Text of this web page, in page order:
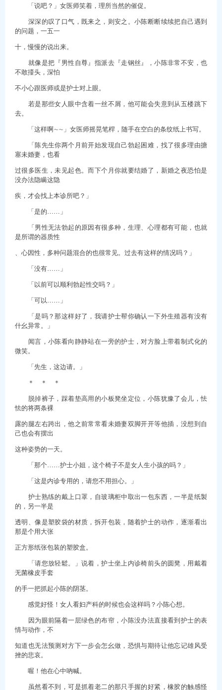
「说吧？」女医师笑着，理所当然的催促。
深深的叹了口气，既来之，则安之。小陈断断续续把自己遇到
的问题，一五一
十，慢慢的说出来。
就像是把『男性自尊』指派去『走钢丝』，小陈非常不安，也
不敢擡头，深怕
不小心跟医师或是护士对上眼。
若是那些女人眼中含着一丝不屑，他可能会失意到从五楼跳下
去。
「这样啊∼∼」女医师摇晃笔桿，随手在空白的条纹纸上书写。
「陈先生你两个月前开始发现自己勃起困难，找了很多理由搪
塞未婚妻，也看
过很多医生，未见起色。而下个月你就要结婚了，新婚之夜恐怕是
没办法隐瞒这隐
疾，才会找上本诊所吧？」
「是的……」
「男性无法勃起的原因有很多种，生理、心理都有可能，也就
是所谓的器质性
、心因性，多种问题混合的也很常见。过去有这样的情况吗？」
「没有……」
「以前可以顺利勃起性交吗？」
「可以……」
「是吗？那这样好了，我请护士帮你确认一下外生殖器有没有
什幺异常。」
闻言，小陈看向静静站在一旁的护士，对方脸上带着制式化的
微笑。
「先生，这边请。」
＊ ＊ ＊
脱掉裤子，踩着垫高用的小板凳坐定位，小陈犹豫了会儿，怯
怯的将两条裸
露的腿左右跨出，他之前常常看未婚妻双脚开开等他插，没想到自
己也会有摆出
这种姿势的一天。
「那个……护士小姐，这个椅子不是女人生小孩的吗？」
「这是内诊专用的，请您不用担心。」
护士熟练的戴上口罩，自玻璃柜中取出一包东西，一半是纸製
的，另一半是
透明、像是塑胶袋的材质，拆开包装，随着护士的动作，逐渐看出
那是个用大张
正方形纸张包装的塑胶盒。
「请您放轻鬆。」说着，护士坐上内诊椅前头的圆凳，用戴着
无菌橡皮手套
的手一把抓起小陈的阴茎。
感觉好怪！女人看妇产科的时候也会这样吗？小陈心想。
因为眼前隔着一层绿色的布帘，小陈没办法直接看到护士的表
情与动作，不
知道也无法预测对方下一步会怎幺做，恐惧与期待让他忘记雄风受
挫的悲哀。
喔！他在心中吶喊。
虽然看不到，可是抓着老二的那只手握的好紧，橡胶的触感怪